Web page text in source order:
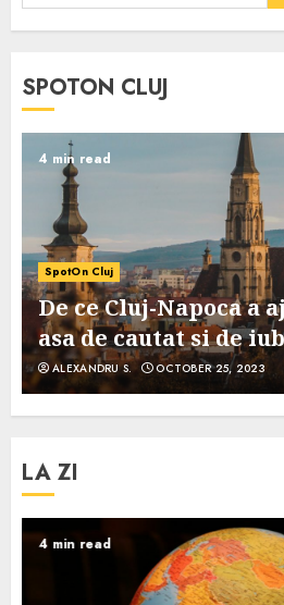
SPOTON CLUJ
4 min read
SpotOn Cluj
De ce Cluj-Napoca a
asa de cautat si de
ALEXANDRU S. OCTOBER 25, 2023
LA ZI
4 min read